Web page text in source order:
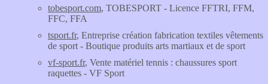
tobesport.com, TOBESPORT - Licence FFTRI, FFM,
FFC, FFA
tsport.fr, Entreprise création fabrication textiles vêtements
de sport - Boutique produits arts martiaux et de sport
vf-sport.fr, Vente matériel tennis : chaussures sport
raquettes - VF Sport